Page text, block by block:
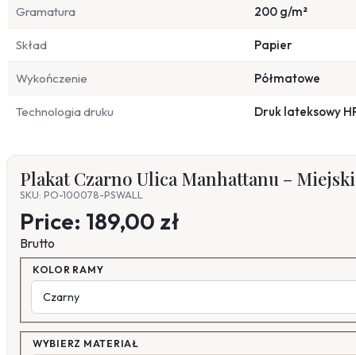
Gramatura 200 g/m²
Skład Papier
Wykończenie Półmatowe
Technologia druku Druk lateksowy
Plakat Czarno Ulica Manhattanu –
SKU: PO-100078-PSWALL
Price: 189,00 zł
Brutto
KOLOR RAMY
WYBIERZ MATERIAŁ